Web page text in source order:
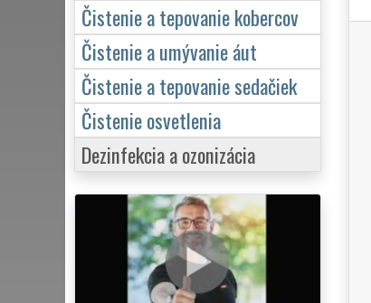
Čistenie a tepovanie kobercov
Čistenie a umývanie áut
Čistenie a tepovanie sedačiek
Čistenie osvetlenia
Dezinfekcia a ozonizácia